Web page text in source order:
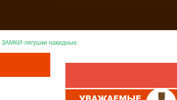
ЗАМКИ-лягушки накидные